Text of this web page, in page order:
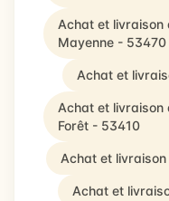
Achat et livraison
Mayenne - 53470
Achat et
Achat et livraison
Forêt - 53410
Achat et
Achat et